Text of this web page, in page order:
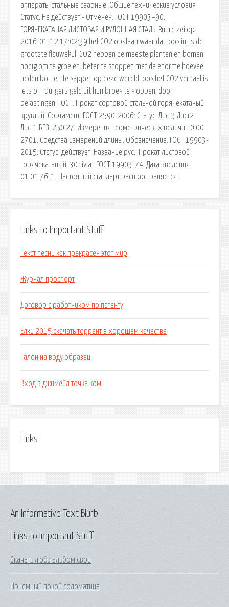
аппараты стальные сварные. Общие технические условия
Статус: Не действует - Отменен. ГОСТ 19903–90.
ГОРЯЧЕКАТАНАЯ ЛИСТОВАЯ И РУЛОННАЯ СТАЛЬ. Ruurd zei op
2016-01-12 17:02:39 het CO2 opslaan waar dan ook in, is de
grootste flauwekul. CO2 hebben de meeste planten en bomen
nodig om te groeien. beter te stoppen met de enorme hoeveel
heden bomen te kappen op deze wereld, ook het CO2 verhaal is
iets om burgers geld uit hun broek te kloppen, door
belastingen. ГОСТ: Прокат сортовой стальной горячекатаный
круглый. Сортамент. ГОСТ 2590-2006: Статус. Лист3 Лист2
Лист1 БЕЗ_250 27. Измерения геометрических величин 0.00
2701. Средства измерений длины. Обозначение: ГОСТ 19903-
2015: Статус: действует: Название рус.: Прокат листовой
горячекатаный. 30 riviä · ГОСТ 19903-74. Дата введения
01.01.76. 1. Настоящий стандарт распространяется
Links to Important Stuff
Текст песни как прекрасен этот мир
Журнал проспорт
Договор с работником по патенту
Елки 2015 скачать торрент в хорошем качестве
Талон на воду образец
Вход в джимейл точка ком
Links
Links to Important Stuff
Скачать любэ альбом свои
Приемный покой соломатина
An Informative Text Blurb